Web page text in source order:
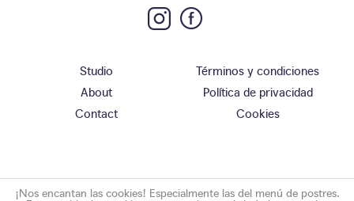
Studio
About
Contact
Términos y condiciones
Política de privacidad
Cookies
¡Nos encantan las cookies! Especialmente las del menú de postres.